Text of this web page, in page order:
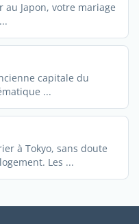
au Japon, votre mariage
capitale du
...
à Tokyo, sans doute
Les ...